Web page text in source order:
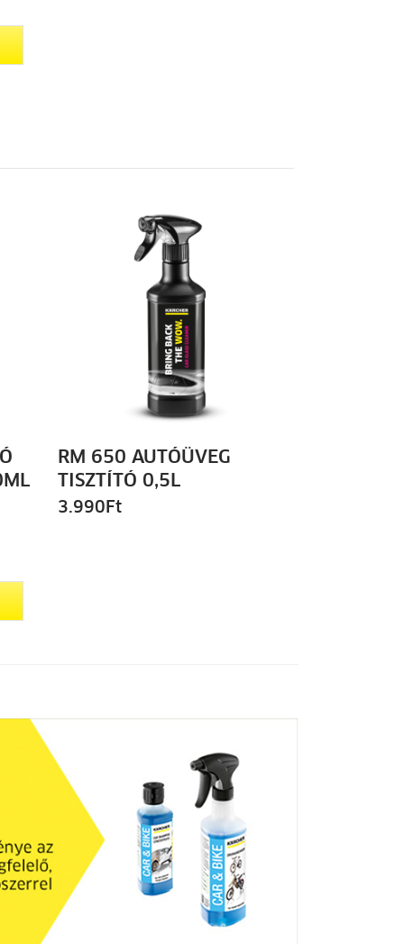
RM 650 AUTÓÜVEG
TISZTÍTÓ 0,5L
3.990 Ft